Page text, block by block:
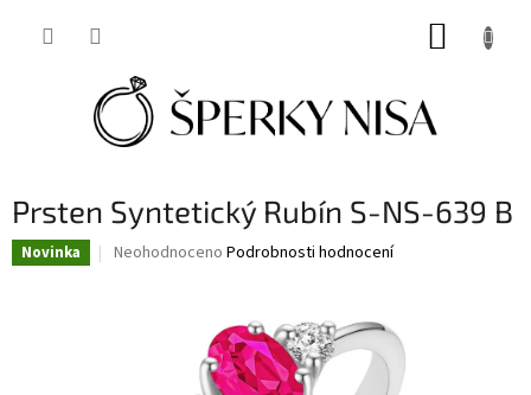
Prsten Syntetický Rubín S-NS-639 B
Novinka
Průměrné
Neohodnoceno Podrobnosti hodnocení